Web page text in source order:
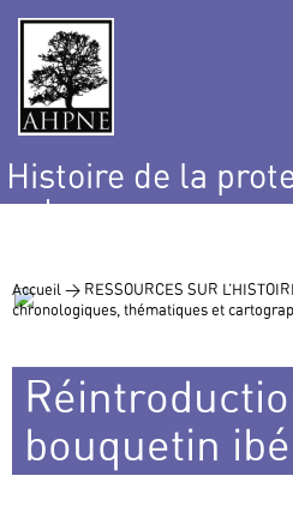
Histoire de la
nature
Accueil > RESSOURCES SUR
chronologiques, thématiques et
bouquetin